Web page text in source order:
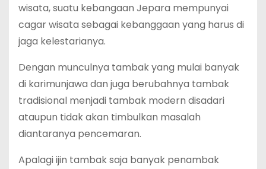
wisata, suatu kebangaan Jepara mempunyai
cagar wisata sebagai kebanggaan yang harus di
jaga kelestarianya.
Dengan munculnya tambak yang mulai banyak
di karimunjawa dan juga berubahnya tambak
tradisional menjadi tambak modern disadari
ataupun tidak akan timbulkan masalah
diantaranya pencemaran.
Apalagi ijin tambak saja banyak penambak